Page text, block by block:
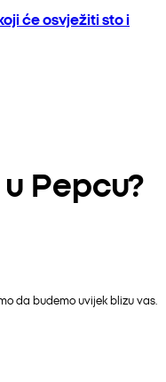
će osvježiti sto i
Pepcu?
da budemo uvijek blizu vas.